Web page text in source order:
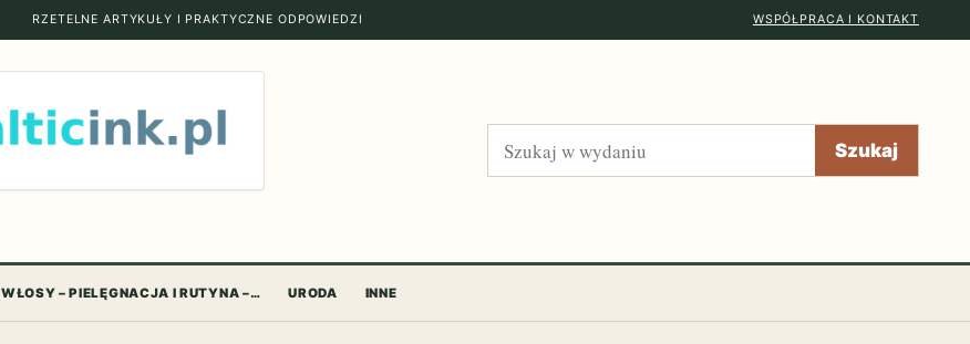
RZETELNE ARTYKUŁY I PRAKTYCZNE ODPOWIEDZI WSPÓŁPRACA I KONTAKT
Szukaj Szukaj
WŁOSY – PIELĘGNACJA I RUTYNA –… URODA INNE